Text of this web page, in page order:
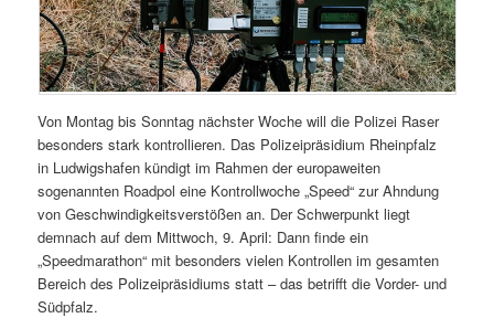
Von Montag bis Sonntag nächster Woche will die Polizei Raser
besonders stark kontrollieren. Das Polizeipräsidium Rheinpfalz
in Ludwigshafen kündigt im Rahmen der europaweiten
sogenannten Roadpol eine Kontrollwoche „Speed“ zur Ahndung
von Geschwindigkeitsverstößen an. Der Schwerpunkt liegt
demnach auf dem Mittwoch, 9. April: Dann finde ein
„Speedmarathon“ mit besonders vielen Kontrollen im gesamten
Bereich des Polizeipräsidiums statt – das betrifft die Vorder- und
Südpfalz.